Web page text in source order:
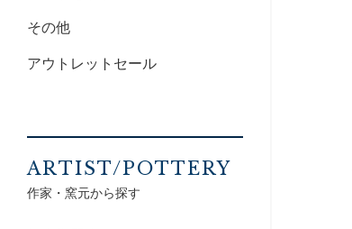
その他
アウトレットセール
ARTIST/POTTERY
作家・窯元から探す